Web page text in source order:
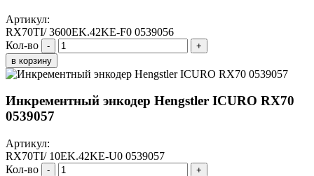
Артикул:
RX70TI/ 3600EK.42KE-F0 0539056
Кол-во
-
+
в корзину
Инкрементный энкодер Hengstler ICURO RX70
0539057
Артикул:
RX70TI/ 10EK.42KE-U0 0539057
Кол-во
-
+